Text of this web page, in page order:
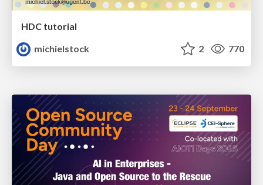
HDC tutorial
michielstock
2 770